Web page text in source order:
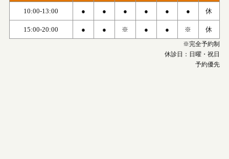
10:00-13:00 ● ● ● ● ● ● 休
15:00-20:00 ● ● ※ ● ● ※ 休
※完全予約制
休診日：日曜・祝日
予約優先